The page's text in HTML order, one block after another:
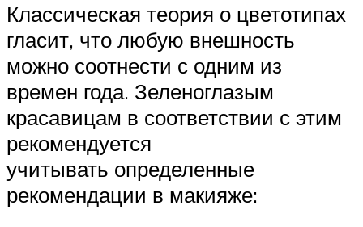
Классическая теория о цветотипах
гласит, что любую внешность
можно соотнести с одним из
времен года. Зеленоглазым
красавицам в соответствии с этим
рекомендуется
учитывать определенные
рекомендации в макияже: